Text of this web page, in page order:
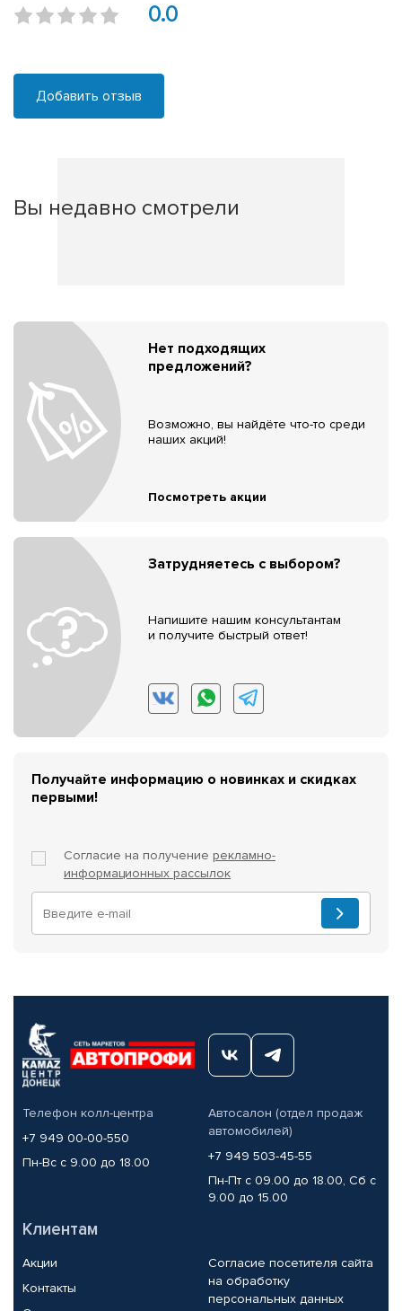
0.0
Добавить отзыв
Вы недавно смотрели
Нет подходящих
предложений?
Возможно, вы найдёте что-то среди
наших акций!
Посмотреть акции
Затрудняетесь с выбором?
Напишите нашим консультантам
и получите быстрый ответ!
Получайте информацию о новинках и скидках
первыми!
Согласие на получение рекламно-
информационных рассылок
Телефон колл-центра
+7 949 00-00-550
Пн-Вс с 9.00 до 18.00
Автосалон (отдел продаж
автомобилей)
+7 949 503-45-55
Пн-Пт с 09.00 до 18.00, Сб с
9.00 до 15.00
Клиентам
Акции
Контакты
Согласие посетителя сайта
на обработку
персональных данных